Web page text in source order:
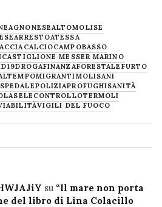
AGNONESEALTOMOLISE
ARRESTOATESSA
CALCIOCAMPOBASSO
CASTIGLIONE MESSER MARINO
DROGAFINANZAFORESTALE FURTO
MIGRANTIMOLISANI
POLIZIAPROFUGHISANITÀ
SELECONTROLLOTERMOLI
VIGILI DEL FUOCO
su “Il mare non porta
del libro di Lina Colacillo